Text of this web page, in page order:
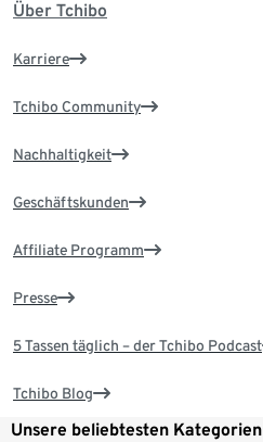
Über Tchibo
Karriere
Tchibo Community
Nachhaltigkeit
Geschäftskunden
Affiliate Programm
Presse
5 Tassen täglich – der Tchibo Podcast
Tchibo Blog
Unsere beliebtesten Kategorien